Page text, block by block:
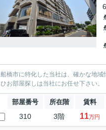
船橋市に特化した当社は、確かな地
ひお部屋探しは当社にお任せ下さい。
部屋番号 所在階 賃料
310 3階 11万円